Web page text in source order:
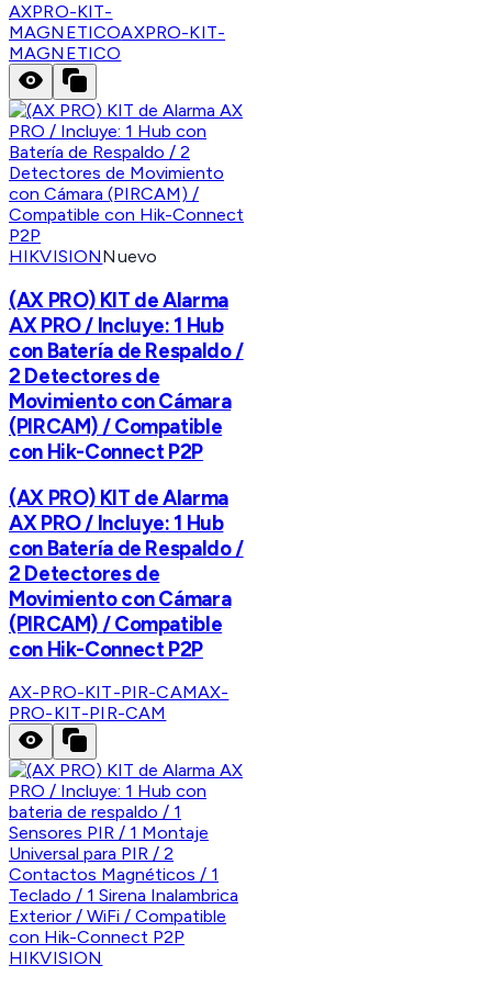
AXPRO-KIT-
MAGNETICOAXPRO-KIT-
MAGNETICO
HIKVISIONNuevo
(AX PRO) KIT de Alarma
AX PRO / Incluye: 1 Hub
con Batería de Respaldo /
2 Detectores de
Movimiento con Cámara
(PIRCAM) / Compatible
con Hik-Connect P2P
(AX PRO) KIT de Alarma
AX PRO / Incluye: 1 Hub
con Batería de Respaldo /
2 Detectores de
Movimiento con Cámara
(PIRCAM) / Compatible
con Hik-Connect P2P
AX-PRO-KIT-PIR-CAMAX-
PRO-KIT-PIR-CAM
HIKVISION